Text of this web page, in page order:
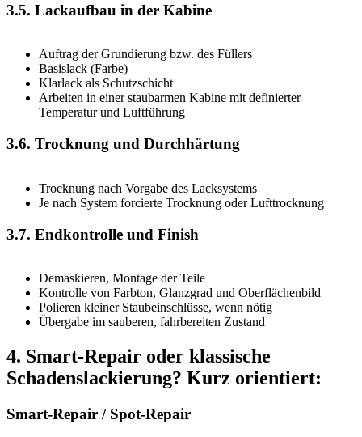
3.5. Lackaufbau in der Kabine
Auftrag der Grundierung bzw. des Füllers
Basislack (Farbe)
Klarlack als Schutzschicht
Arbeiten in einer staubarmen Kabine mit definierter
Temperatur und Luftführung
3.6. Trocknung und Durchhärtung
Trocknung nach Vorgabe des Lacksystems
Je nach System forcierte Trocknung oder Lufttrocknung
3.7. Endkontrolle und Finish
Demaskieren, Montage der Teile
Kontrolle von Farbton, Glanzgrad und Oberflächenbild
Polieren kleiner Staubeinschlüsse, wenn nötig
Übergabe im sauberen, fahrbereiten Zustand
4. Smart-Repair oder klassische
Schadenslackierung? Kurz orientiert:
Smart-Repair / Spot-Repair